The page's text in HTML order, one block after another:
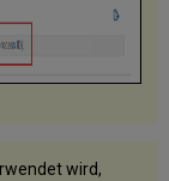
wird,